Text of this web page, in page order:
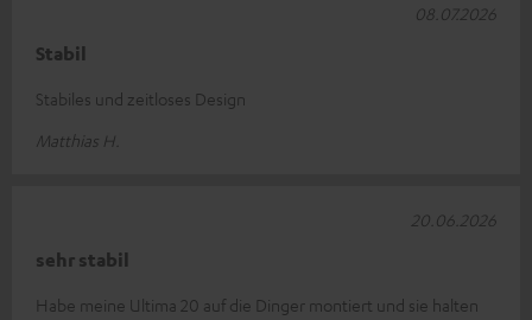
Stabil
Stabiles und zeitloses Design
Matthias H.
08.07.2026
sehr stabil
Habe meine Ultima 20 auf die Dinger montiert und sie halten
20.06.2026